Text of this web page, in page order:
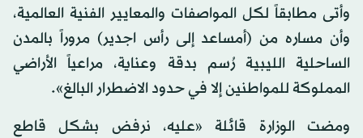
وأتى مطابقاً لكل المواصفات والمعايير الفنية العالمية،
وأن مساره من (أمساعد إلى رأس اجدير) مروراً بالمدن
الساحلية الليبية رُسم بدقة وعناية، مراعياً الأراضي
المملوكة للمواطنين إلا في حدود الاضطرار البالغ».
ومضت الوزارة قائلة «عليه، نرفض بشكل قاطع